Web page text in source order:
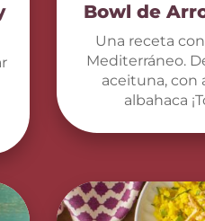
Bowl de
Una receta
Mediterráneo.
aceituna, con
albahaca